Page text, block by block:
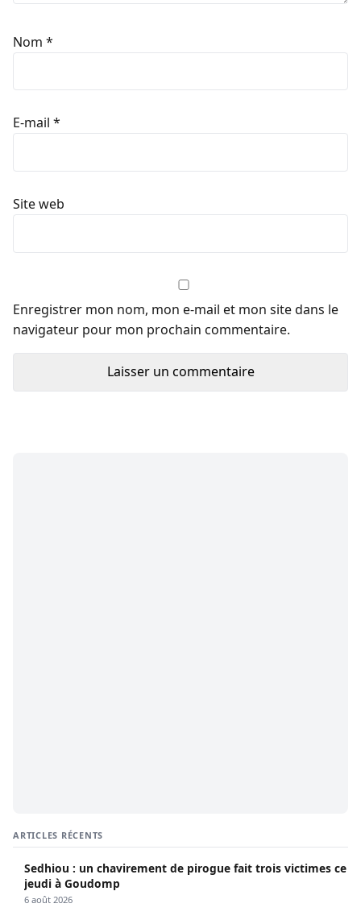
Nom *
E-mail *
Site web
Enregistrer mon nom, mon e-mail et mon site dans le
navigateur pour mon prochain commentaire.
ARTICLES RÉCENTS
Sedhiou : un chavirement de pirogue fait trois victimes ce
jeudi à Goudomp
6 août 2026